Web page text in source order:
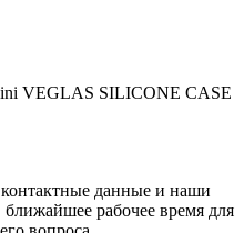
VEGLAS SILICONE CASE
данные и наши
рабочее время для